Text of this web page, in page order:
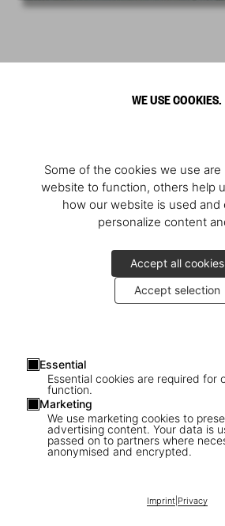
WE USE COOKIES.
Some of the cookies we use
website to function, others help
how our website is used and
personalize content
Accept all cookies
Accept selection
Essential
Essential cookies are required for
function.
Marketing
We use marketing cookies to
advertising content. Your data is
passed on to partners where
anonymised and encrypted.
Imprint| Privacy